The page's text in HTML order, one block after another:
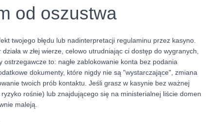
od oszustwa
twojego błędu lub nadinterpretacji regulaminu przez kasyno.
w złej wierze, celowo utrudniając ci dostęp do wygranych,
ostrzegawcze to: nagłe zablokowanie konta bez podania
dokumenty, które nigdy nie są "wystarczające", zmiana
twoich prób kontaktu. Jeśli grasz w kasynie bez ważnej
rośnie) lub znajdującego się na ministerialnej liście domen
maleją.